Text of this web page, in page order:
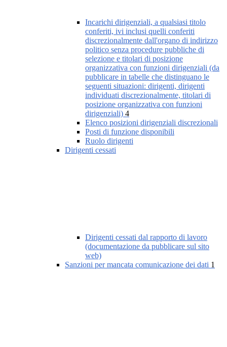
Incarichi dirigenziali, a qualsiasi titolo
conferiti, ivi inclusi quelli conferiti
discrezionalmente dall'organo di indirizzo
politico senza procedure pubbliche di
selezione e titolari di posizione
organizzativa con funzioni dirigenziali (da
pubblicare in tabelle che distinguano le
seguenti situazioni: dirigenti, dirigenti
individuati discrezionalmente, titolari di
posizione organizzativa con funzioni
dirigenziali) 4
Elenco posizioni dirigenziali discrezionali
Posti di funzione disponibili
Ruolo dirigenti
Dirigenti cessati
Dirigenti cessati dal rapporto di lavoro
(documentazione da pubblicare sul sito
web)
Sanzioni per mancata comunicazione dei dati 1